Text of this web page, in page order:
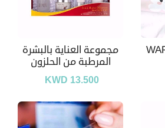
مجموعة العناية بالبشرة
المرطبة من الحلزون
KWD 13.500